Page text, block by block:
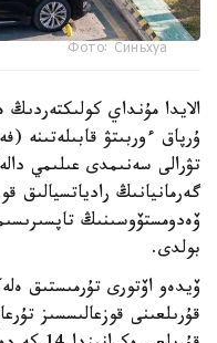
Фото: Синьхуа
الايدا مۇنداي كولىكتەردىڭ
ۇرپاق ءوربىتۋ قابىلەتىنە
تۋرالى سەنىمدى عىلىمي
گەرمانيانىڭ
ۆەدومستۆوسىنىڭ
بولدى.
ۆيدەو اۆتورى تۇرمىستىق
قۇرىلعىنى قوزعالىسسىز